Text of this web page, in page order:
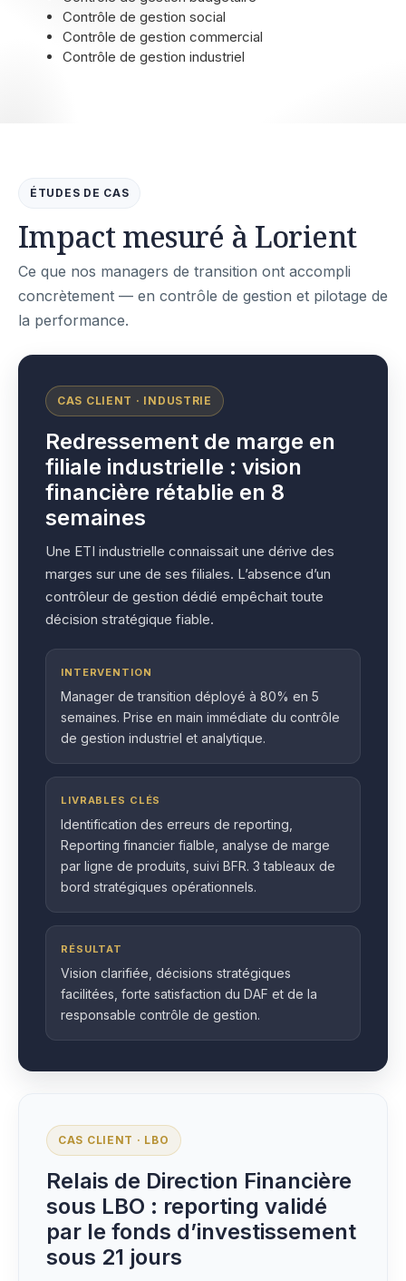
Contrôle de gestion social
Contrôle de gestion commercial
Contrôle de gestion industriel
ÉTUDES DE CAS
Impact mesuré à Lorient
Ce que nos managers de transition ont accompli
concrètement — en contrôle de gestion et pilotage de
la performance.
CAS CLIENT · INDUSTRIE
Redressement de marge en
filiale industrielle : vision
financière rétablie en 8
semaines
Une ETI industrielle connaissait une dérive des
marges sur une de ses filiales. L’absence d’un
contrôleur de gestion dédié empêchait toute
décision stratégique fiable.
INTERVENTION
Manager de transition déployé à 80% en 5
semaines. Prise en main immédiate du contrôle
de gestion industriel et analytique.
LIVRABLES CLÉS
Identification des erreurs de reporting,
Reporting financier fialble, analyse de marge
par ligne de produits, suivi BFR. 3 tableaux de
bord stratégiques opérationnels.
RÉSULTAT
Vision clarifiée, décisions stratégiques
facilitées, forte satisfaction du DAF et de la
responsable contrôle de gestion.
CAS CLIENT · LBO
Relais de Direction Financière
sous LBO : reporting validé
par le fonds d’investissement
sous 21 jours